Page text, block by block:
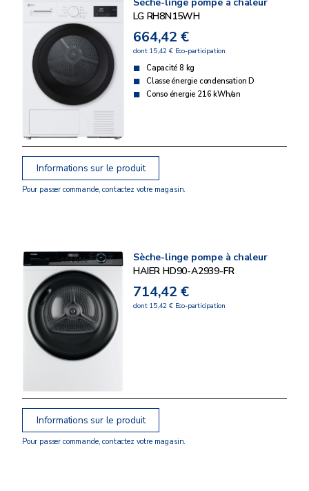
LG RH8N15WH
664,42 €
dont 15,42 € Eco-participation
Capacité 8 kg
Classe énergie condensation D
Conso énergie 216 kWh/an
Informations sur le produit
Pour passer commande, contactez votre magasin.
Sèche-linge pompe à chaleur
HAIER HD90-A2939-FR
714,42 €
dont 15,42 € Eco-participation
Informations sur le produit
Pour passer commande, contactez votre magasin.